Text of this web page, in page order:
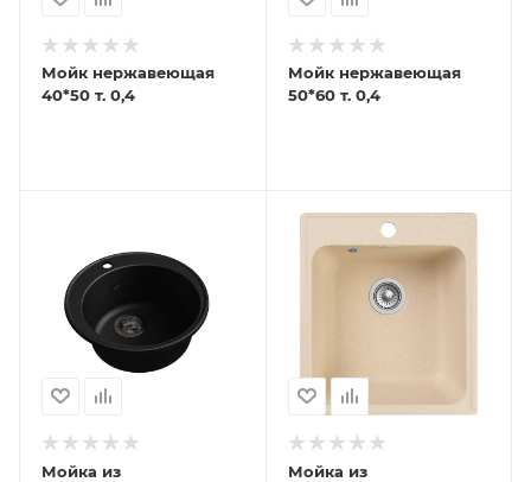
Мойк нержавеющая
40*50 т. 0,4
Мойк нержавеющая
50*60 т. 0,4
Мойка из
Мойка из